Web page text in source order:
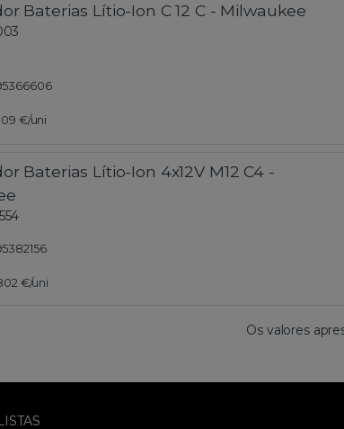
Baterias Lítio-Ion C 12 C - Milwaukee
€/uni
Baterias Lítio-Ion 4x12V M12 C4 -
€/uni
Os valores